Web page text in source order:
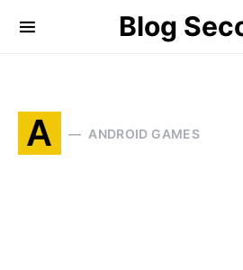
Blog
A ANDROID GAMES